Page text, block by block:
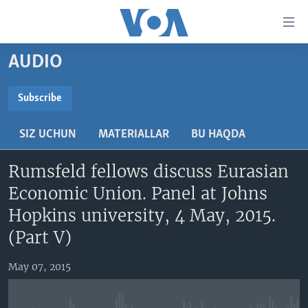
boring
Boshiga
Qidiruvga
AMERIKA
VATANDOSHLAR
MULTIMEDIA
AMERIKA MANZARALARI
XALQARO HAYOT
VASHINGTON CHOYXONASI
IJTIMOIY TARMOQLAR
FACEBOOK
YOUTUBE
INGLIZ TILI DARSLARI
EDITORIAL
AUDIO
Subscribe
SIZ UCHUN MATERIALLAR BU HAQDA
Rumsfeld fellows discuss Eurasian
Economic Union. Panel at Johns
Hopkins university, 4 May, 2015.
(Part V)
May 07, 2015